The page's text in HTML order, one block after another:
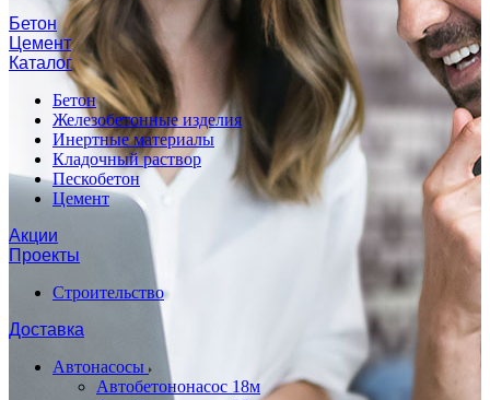
Бетон
Цемент
Каталог
Бетон
Железобетонные изделия
Инертные материалы
Кладочный раствор
Пескобетон
Цемент
Акции
Проекты
Строительство
Доставка
Автонасосы
Автобетононасос 18м